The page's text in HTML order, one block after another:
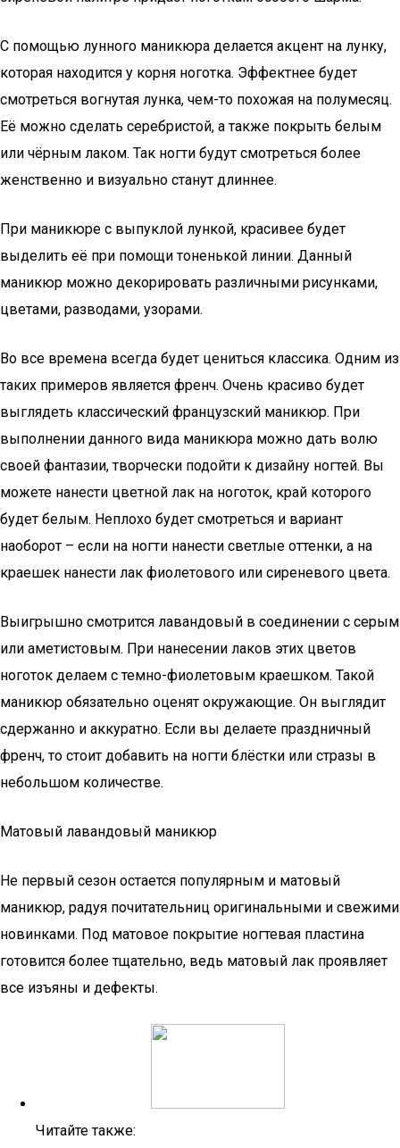
С помощью лунного маникюра делается акцент на лунку,
которая находится у корня ноготка. Эффектнее будет
смотреться вогнутая лунка, чем-то похожая на полумесяц.
Её можно сделать серебристой, а также покрыть белым
или чёрным лаком. Так ногти будут смотреться более
женственно и визуально станут длиннее.
При маникюре с выпуклой лункой, красивее будет
выделить её при помощи тоненькой линии. Данный
маникюр можно декорировать различными рисунками,
цветами, разводами, узорами.
Во все времена всегда будет цениться классика. Одним из
таких примеров является френч. Очень красиво будет
выглядеть классический французский маникюр. При
выполнении данного вида маникюра можно дать волю
своей фантазии, творчески подойти к дизайну ногтей. Вы
можете нанести цветной лак на ноготок, край которого
будет белым. Неплохо будет смотреться и вариант
наоборот – если на ногти нанести светлые оттенки, а на
краешек нанести лак фиолетового или сиреневого цвета.
Выигрышно смотрится лавандовый в соединении с серым
или аметистовым. При нанесении лаков этих цветов
ноготок делаем с темно-фиолетовым краешком. Такой
маникюр обязательно оценят окружающие. Он выглядит
сдержанно и аккуратно. Если вы делаете праздничный
френч, то стоит добавить на ногти блёстки или стразы в
небольшом количестве.
Матовый лавандовый маникюр
Не первый сезон остается популярным и матовый
маникюр, радуя почитательниц оригинальными и свежими
новинками. Под матовое покрытие ногтевая пластина
готовится более тщательно, ведь матовый лак проявляет
все изъяны и дефекты.
Читайте также: